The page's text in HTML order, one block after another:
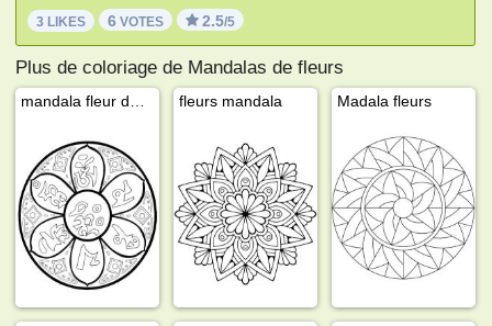
3 LIKES 6 VOTES 2.5/5
Plus de coloriage de Mandalas de fleurs
fleurs mandala Madala fleurs